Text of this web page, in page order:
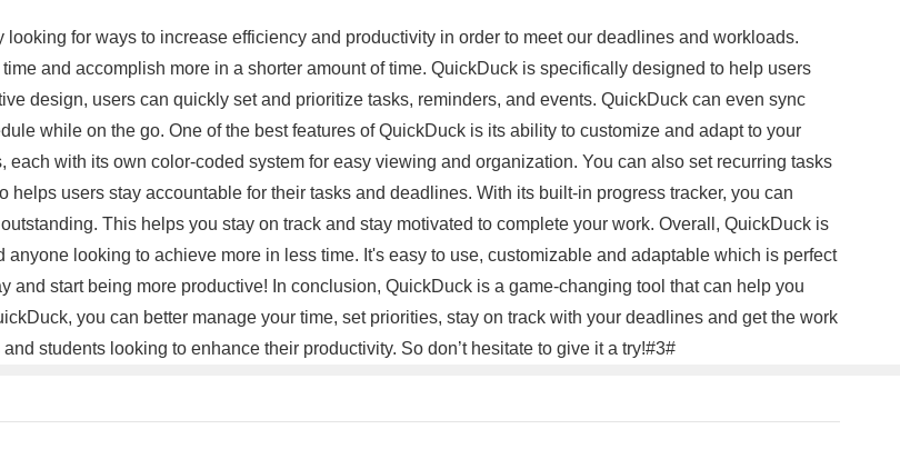
for ways to increase efficiency and productivity in order to meet our deadlines and workloads.
and accomplish more in a shorter amount of time. QuickDuck is specifically designed to help users
design, users can quickly set and prioritize tasks, reminders, and events. QuickDuck can even sync
while on the go. One of the best features of QuickDuck is its ability to customize and adapt to your
with its own color-coded system for easy viewing and organization. You can also set recurring tasks
users stay accountable for their tasks and deadlines. With its built-in progress tracker, you can
This helps you stay on track and stay motivated to complete your work. Overall, QuickDuck is
looking to achieve more in less time. It's easy to use, customizable and adaptable which is perfect
start being more productive! In conclusion, QuickDuck is a game-changing tool that can help you
you can better manage your time, set priorities, stay on track with your deadlines and get the work
students looking to enhance their productivity. So don’t hesitate to give it a try!#3#